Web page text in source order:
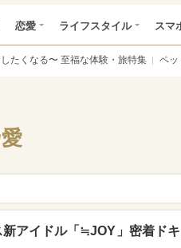
恋愛 ライフスタイル スマ
たくなる〜 至福な体験・旅特集 ペッ
アイドル「≒JOY」密着ド